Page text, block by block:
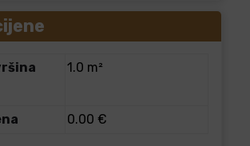
1.0 m²
0.00 €